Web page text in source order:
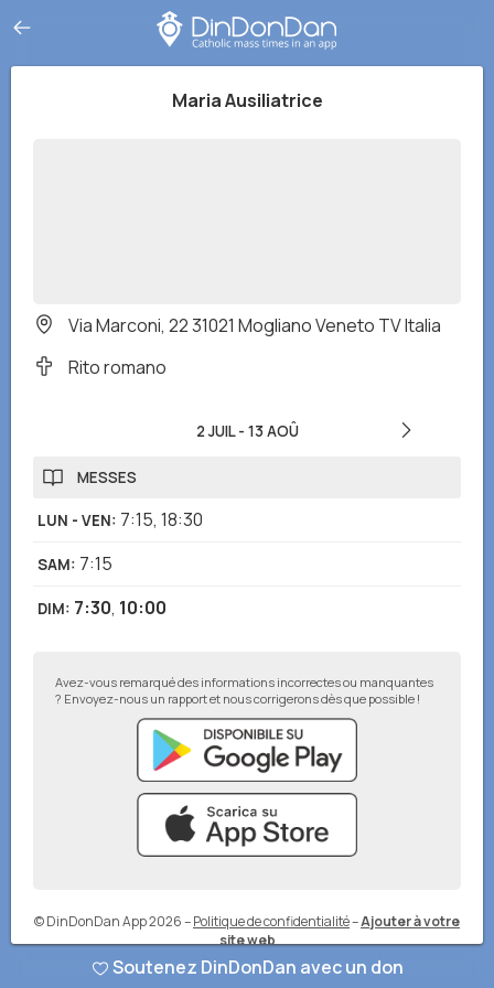
Maria Ausiliatrice
Via Marconi, 22 31021 Mogliano Veneto TV Italia
Rito romano
2 JUIL- 13 AOÛ
MESSES
LUN - VEN: 7:15, 18:30
SAM: 7:15
DIM: 7:30, 10:00
Avez-vous remarqué des informations incorrectes ou manquantes
? Envoyez-nous un rapport et nous corrigerons dès que possible !
© DinDonDan App 2026–Politique de confidentialité–Ajouter à votre
site web
Soutenez DinDonDan avec un don